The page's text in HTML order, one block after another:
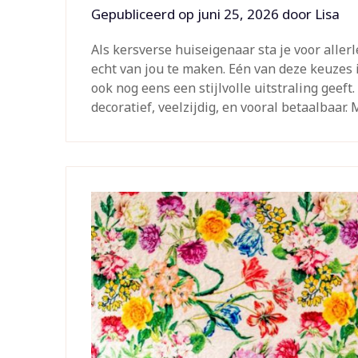
Gepubliceerd op juni 25, 2026 door Lisa
Als kersverse huiseigenaar sta je voor
echt van jou te maken. Eén van deze
ook nog eens een stijlvolle uitstraling
decoratief, veelzijdig, en vooral betaalbaar.